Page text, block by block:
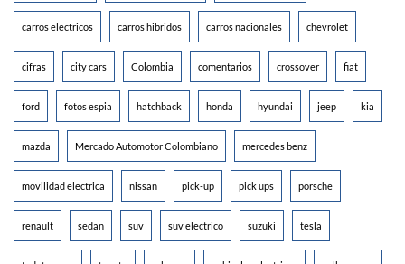
carros electricos carros hibridos carros nacionales chevrolet
cifras city cars Colombia comentarios crossover fiat
ford fotos espia hatchback honda hyundai jeep kia
mazda Mercado Automotor Colombiano mercedes benz
movilidad electrica nissan pick-up pick ups porsche
renault sedan suv suv electrico suzuki tesla